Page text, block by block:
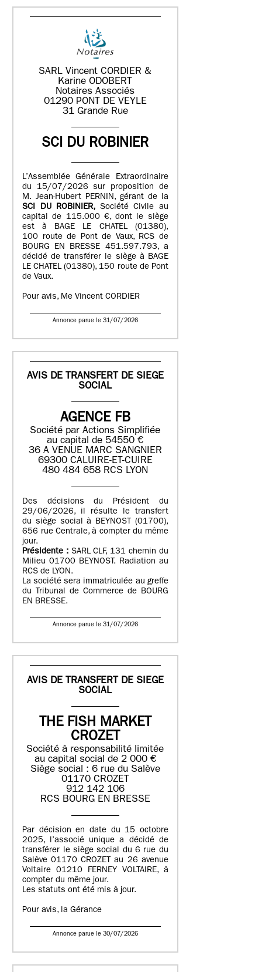
SARL Vincent CORDIER &
Karine ODOBERT
Notaires Associés
01290 PONT DE VEYLE
31 Grande Rue
SCI DU ROBINIER
L’Assemblée Générale Extraordinaire
du 15/07/2026 sur proposition de
M. Jean-Hubert PERNIN, gérant de la
SCI DU ROBINIER, Société Civile au
capital de 115.000 €, dont le siège
est à BAGE LE CHATEL (01380),
100 route de Pont de Vaux, RCS de
BOURG EN BRESSE 451.597.793, a
décidé de transférer le siège à BAGE
LE CHATEL (01380), 150 route de Pont
de Vaux.
Pour avis, Me Vincent CORDIER
Annonce parue le 31/07/2026
AVIS DE TRANSFERT DE SIEGE
SOCIAL
AGENCE FB
Société par Actions Simplifiée
au capital de 54550 €
36 A VENUE MARC SANGNIER
69300 CALUIRE-ET-CUIRE
480 484 658 RCS LYON
Des décisions du Président du
29/06/2026, il résulte le transfert
du siège social à BEYNOST (01700),
656 rue Centrale, à compter du même
jour.
Présidente :SARL CLF, 131 chemin du
Milieu 01700 BEYNOST. Radiation au
RCS de LYON.
La société sera immatriculée au greffe
du Tribunal de Commerce de BOURG
EN BRESSE.
Annonce parue le 31/07/2026
AVIS DE TRANSFERT DE SIEGE
SOCIAL
THE FISH MARKET
CROZET
Société à responsabilité limitée
au capital social de 2 000 €
Siège social : 6 rue du Salève
01170 CROZET
912 142 106
RCS BOURG EN BRESSE
Par décision en date du 15 octobre
2025, l’associé unique a décidé de
transférer le siège social du 6 rue du
Salève 01170 CROZET au 26 avenue
Voltaire 01210 FERNEY VOLTAIRE, à
compter du même jour.
Les statuts ont été mis à jour.
Pour avis, la Gérance
Annonce parue le 30/07/2026